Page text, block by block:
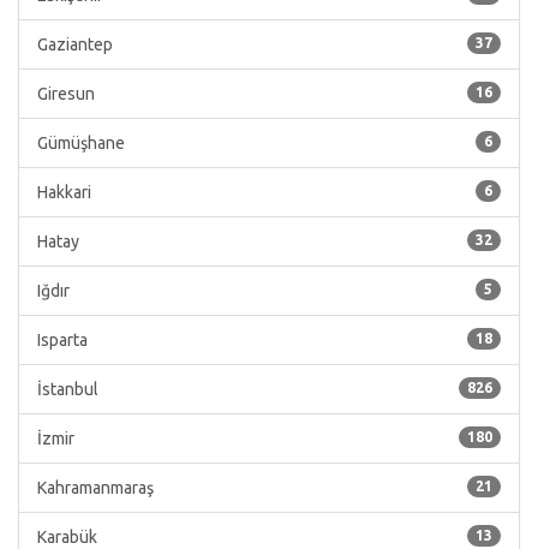
37
Gaziantep
16
Giresun
6
Gümüşhane
6
Hakkari
32
Hatay
5
Iğdır
18
Isparta
826
İstanbul
180
İzmir
21
Kahramanmaraş
13
Karabük